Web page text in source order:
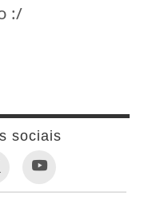
:/
sociais